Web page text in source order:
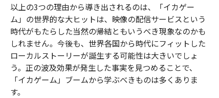
以上の3つの理由から導き出されるのは、「イカゲー
ム」の世界的な大ヒットは、映像の配信サービスという
時代がもたらした当然の帰結ともいうべき現象なのかも
しれません。今後も、世界各国から時代にフィットした
ローカルストーリーが誕生する可能性は大きいでしょ
う。正の波及効果が発生した事実を見つめることで、
「イカゲーム」ブームから学ぶべきものは多くありま
す。